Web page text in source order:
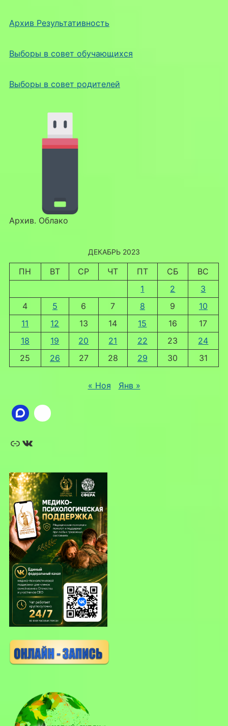
Архив Результативность
Выборы в совет обучающихся
Выборы в совет родителей
Архив. Облако
ДЕКАБРЬ 2023
ПН ВТ СР ЧТ ПТ СБ
ВС
1
2
3
4
5 6 7 8 9
10
11
12 13 14 15 16
17
18
19 20 21 22 23
24
25
26 27 28 29 30 31
« Ноя Янв »
Ссылка